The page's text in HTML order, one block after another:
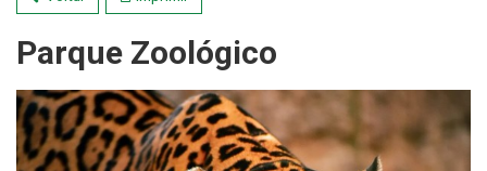
para
busca
Parque Zoológico